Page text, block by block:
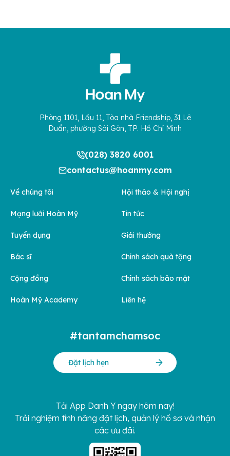
Phòng 1101, Lầu 11, Tòa nhà Friendship, 31 Lê
Duẩn, phường Sài Gòn, TP. Hồ Chí Minh
(028) 3820 6001
contactus@hoanmy.com
Về chúng tôi
Mạng lưới Hoàn Mỹ
Tuyển dụng
Bác sĩ
Cộng đồng
Hoàn Mỹ Academy
Hội thảo & Hội nghị
Tin tức
Giải thưởng
Chính sách quà tặng
Chính sách bảo mật
Liên hệ
#tantamchamsoc
Đặt lịch hẹn
Tải App Danh Y ngay hôm nay!
Trải nghiệm tính năng đặt lịch, quản lý hồ sơ và nhận
các ưu đãi.